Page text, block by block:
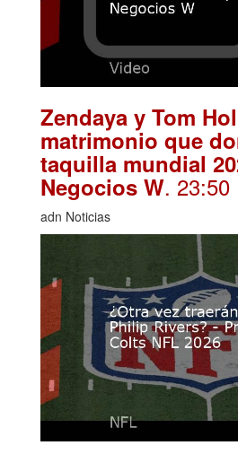
Zendaya y Tom
matrimonio que
taquilla mundial
Negocios W. 23:50
adn Noticias